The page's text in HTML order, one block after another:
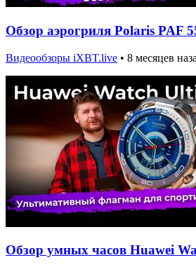
Обзор аэрогриля Polaris PAF
Видеообзоры iXBT.live • 8 месяцев
Обзор умных часов Huawei